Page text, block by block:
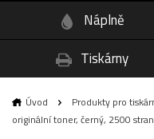
Náplně
Tiskárny
Úvod Produkty pro
originální toner, černý, 2500 stran